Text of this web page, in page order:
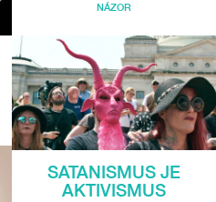
NÁZOR
SATANISMUS JE
AKTIVISMUS